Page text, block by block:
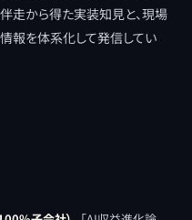
走から得た実装知見と、現場
報を体系化して発信してい